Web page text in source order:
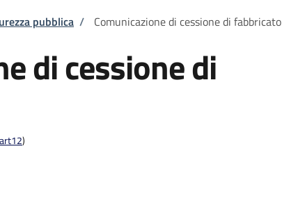
pubblica / Comunicazione di cessione di fabbricato
di cessione di
)